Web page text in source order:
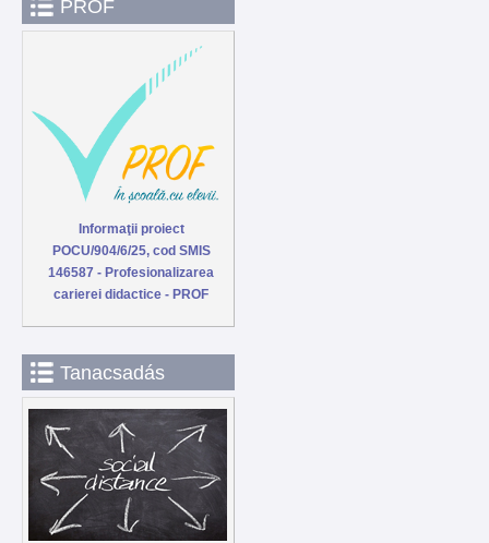
PROF
Informaţii proiect
POCU/904/6/25, cod SMIS
146587 - Profesionalizarea
carierei didactice - PROF
Tanacsadás